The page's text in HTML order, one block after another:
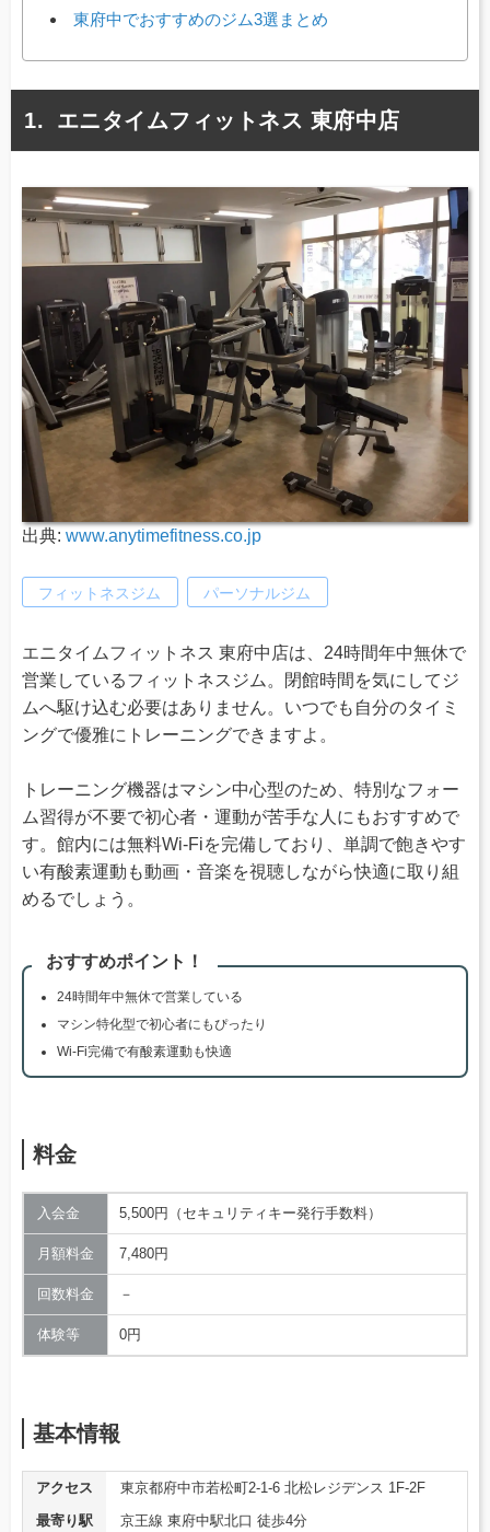
東府中でおすすめのジム3選まとめ
エニタイムフィットネス 東府中店
出典: www.anytimefitness.co.jp
フィットネスジム パーソナルジム
エニタイムフィットネス 東府中店は、24時間年中無休で
営業しているフィットネスジム。閉館時間を気にしてジ
ムへ駆け込む必要はありません。いつでも自分のタイミ
ングで優雅にトレーニングできますよ。
トレーニング機器はマシン中心型のため、特別なフォー
ム習得が不要で初心者・運動が苦手な人にもおすすめで
す。館内には無料Wi-Fiを完備しており、単調で飽きやす
い有酸素運動も動画・音楽を視聴しながら快適に取り組
めるでしょう。
おすすめポイント！
24時間年中無休で営業している
マシン特化型で初心者にもぴったり
Wi-Fi完備で有酸素運動も快適
料金
入会金 5,500円（セキュリティキー発行手数料）
月額料金 7,480円
回数料金 －
体験等 0円
基本情報
アクセス
東京都府中市若松町2-1-6 北松レジデンス 1F-2F
最寄り駅
京王線 東府中駅北口 徒歩4分